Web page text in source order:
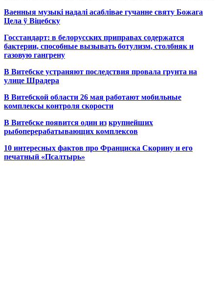
Ваенныя музыкі надалі асаблівае гучанне святу Божага
Цела ў Віцебску
Госстандарт: в белорусских приправах содержатся
бактерии, способные вызывать ботулизм, столбняк и
газовую гангрену
В Витебске устраняют последствия провала грунта на
улице Шрадера
В Витебской области 26 мая работают мобильные
комплексы контроля скорости
В Витебске появится один из крупнейших
рыбоперерабатывающих комплексов
10 интересных фактов про Франциска Скорину и его
печатный «Псалтырь»